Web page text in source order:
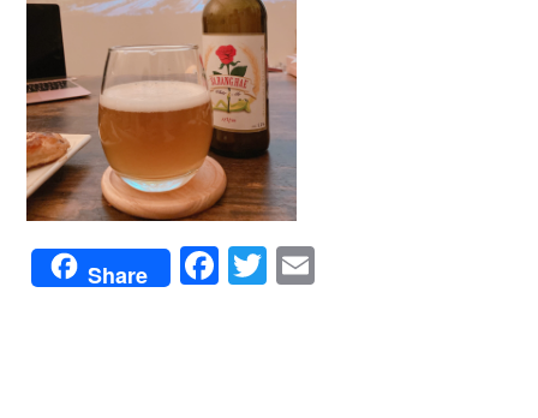
Share Facebook
Twitter